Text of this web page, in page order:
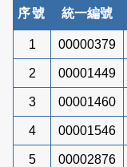
序號 統一編號
1 00000379
2 00001449
3 00001460
4 00001546
5 00002876